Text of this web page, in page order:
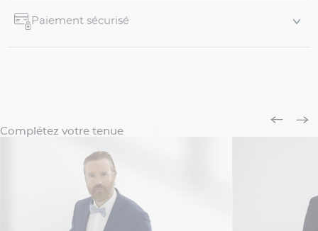
Paiement sécurisé
Complétez votre tenue